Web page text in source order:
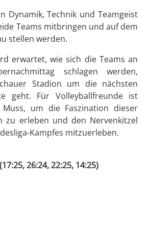
Dynamik, Technik und Teamgeist
Teams mitbringen und auf dem
stellen werden.
erwartet, wie sich die Teams an
schlagen werden,
Stadion um die nächsten
geht. Für Volleyballfreunde ist
um die Faszination dieser
zu erleben und den Nervenkitzel
Kampfes mitzuerleben.
26:24, 22:25, 14:25)